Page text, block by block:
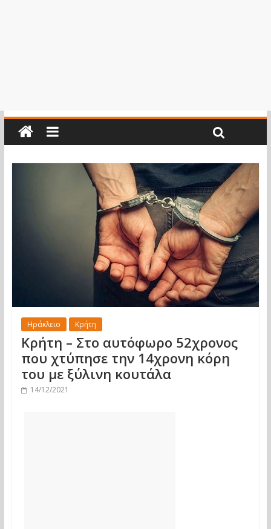
Ηράκλειο Κρήτη
Κρήτη – Στο αυτόφωρο 52χρονος
που χτύπησε την 14χρονη κόρη
του με ξύλινη κουτάλα
14/12/2021